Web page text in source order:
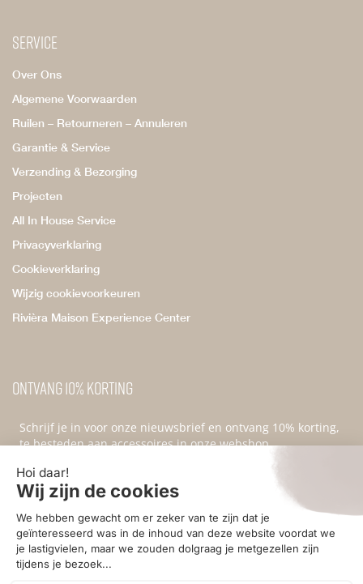
Service
Over Ons
Algemene Voorwaarden
Ruilen – Retourneren – Annuleren
Garantie & Service
Verzending & Bezorging
Projecten
All In House Service
Privacyverklaring
Cookieverklaring
Wijzig cookievoorkeuren
Rivièra Maison Experience Center
Ontvang 10% korting
Schrijf je in voor onze nieuwsbrief en ontvang 10% korting,
te besteden aan accessoires in onze webshop.